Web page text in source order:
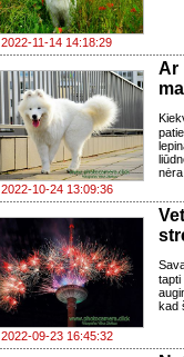
2022-11-14 14:18:29
2022-10-24 13:09:36
Ar
2022-09-23 16:45:32
kad